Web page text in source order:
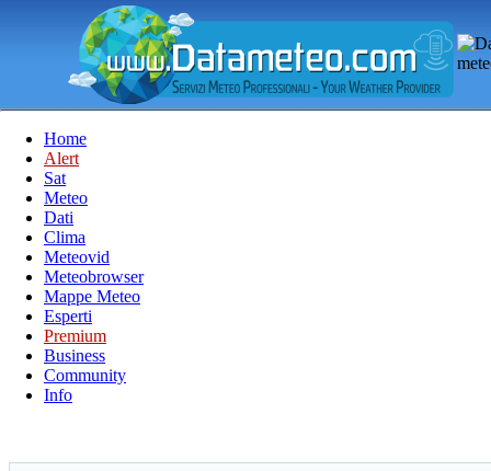
Home
Alert
Sat
Meteo
Dati
Clima
Meteovid
Meteobrowser
Mappe Meteo
Esperti
Premium
Business
Community
Info